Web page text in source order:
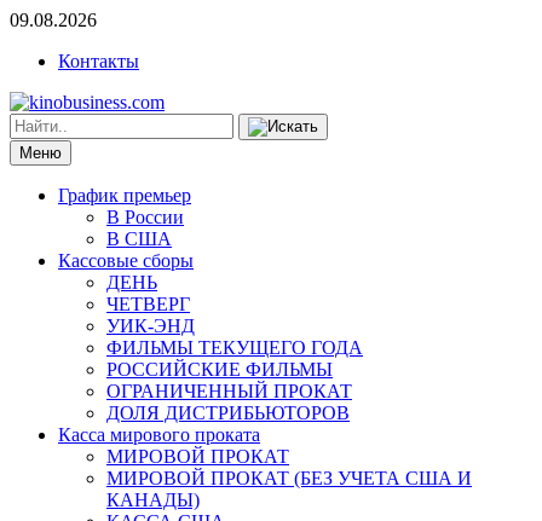
09.08.2026
Контакты
Меню
График премьер
В России
В США
Кассовые сборы
ДЕНЬ
ЧЕТВЕРГ
УИК-ЭНД
ФИЛЬМЫ ТЕКУЩЕГО ГОДА
РОССИЙСКИЕ ФИЛЬМЫ
ОГРАНИЧЕННЫЙ ПРОКАТ
ДОЛЯ ДИСТРИБЬЮТОРОВ
Касса мирового проката
МИРОВОЙ ПРОКАТ
МИРОВОЙ ПРОКАТ (БЕЗ УЧЕТА США И
КАНАДЫ)